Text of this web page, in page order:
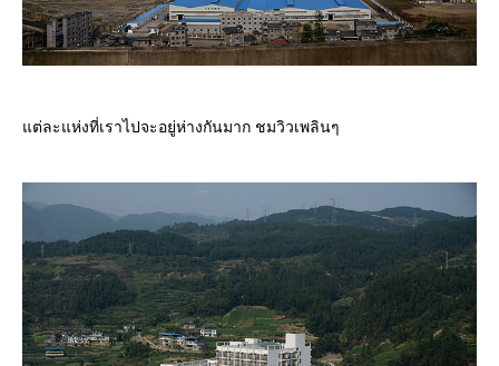
ต่ละแห่งที่เราไปจะอยู่ห่างกันมาก ชมวิวเพลินๆ